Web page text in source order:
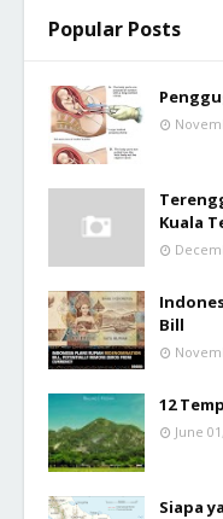
Popular Posts
Kuala
Bill
12
June
Siapa